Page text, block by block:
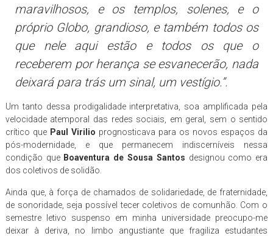
maravilhosos, e os templos, solenes, e o
próprio Globo, grandioso, e também todos os
que nele aqui estão e todos os que o
receberem por herança se esvanecerão, nada
deixará para trás um sinal, um vestígio.”.
Um tanto dessa prodigalidade interpretativa, soa amplificada pela
velocidade atemporal das redes sociais, em geral, sem o sentido
crítico que Paul Virilio prognosticava para os novos espaços da
pós-modernidade, e que permanecem indiscerníveis nessa
condição que Boaventura de Sousa Santos designou como era
dos coletivos de solidão.
Ainda que, à força de chamados de solidariedade, de fraternidade,
de sonoridade, seja possível tecer coletivos de comunhão. Com o
semestre letivo suspenso em minha universidade preocupo-me
deixar à deriva, no limbo angustiante que fragiliza estudantes